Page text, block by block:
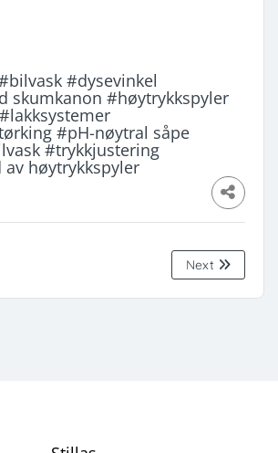
#dysevinkel
skumkanon #høytrykkspyler
#lakksystemer
#pH-nøytral såpe
#trykkjustering
høytrykkspyler
Next